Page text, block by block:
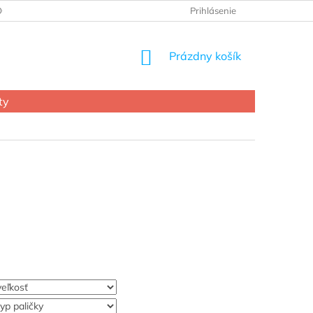
OSOBNÝCH ÚDAJOV Prihlásenie
NÁKUPNÝ
Prázdny košík